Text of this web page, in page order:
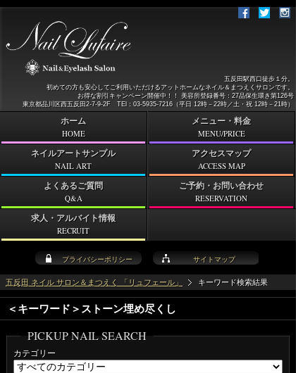
五反田 ネイル サロン＆まつえく 「リュフェール」 キーワード検索結果
＜キーワード＞ストーン埋め尽くし
PICKUP NAIL SEARCH
カテゴリー
プライバシーポリシー サイトマップ
五反田駅西口徒歩１分。
初めての方も安心してご利用いただけるアットホームなネイル＆まつえくサロンです。
お得な割引キャンペーン開催中！！ 美容所登録番号：27品保生環き第126号
東京都品川区西五反田2-7-9-2F TEl：03-5935-7216（平日 12時－22時／土・祝 12時－21時）
ホーム
HOME
メニュー・料金
MENU/PRICE
ネイルアートサンプル
NAIL ART
アクセスマップ
ACCESS MAP
よくあるご質問
Q&A
ご予約・お問い合わせ
RESERVATION
求人・アルバイト情報
RECRUIT